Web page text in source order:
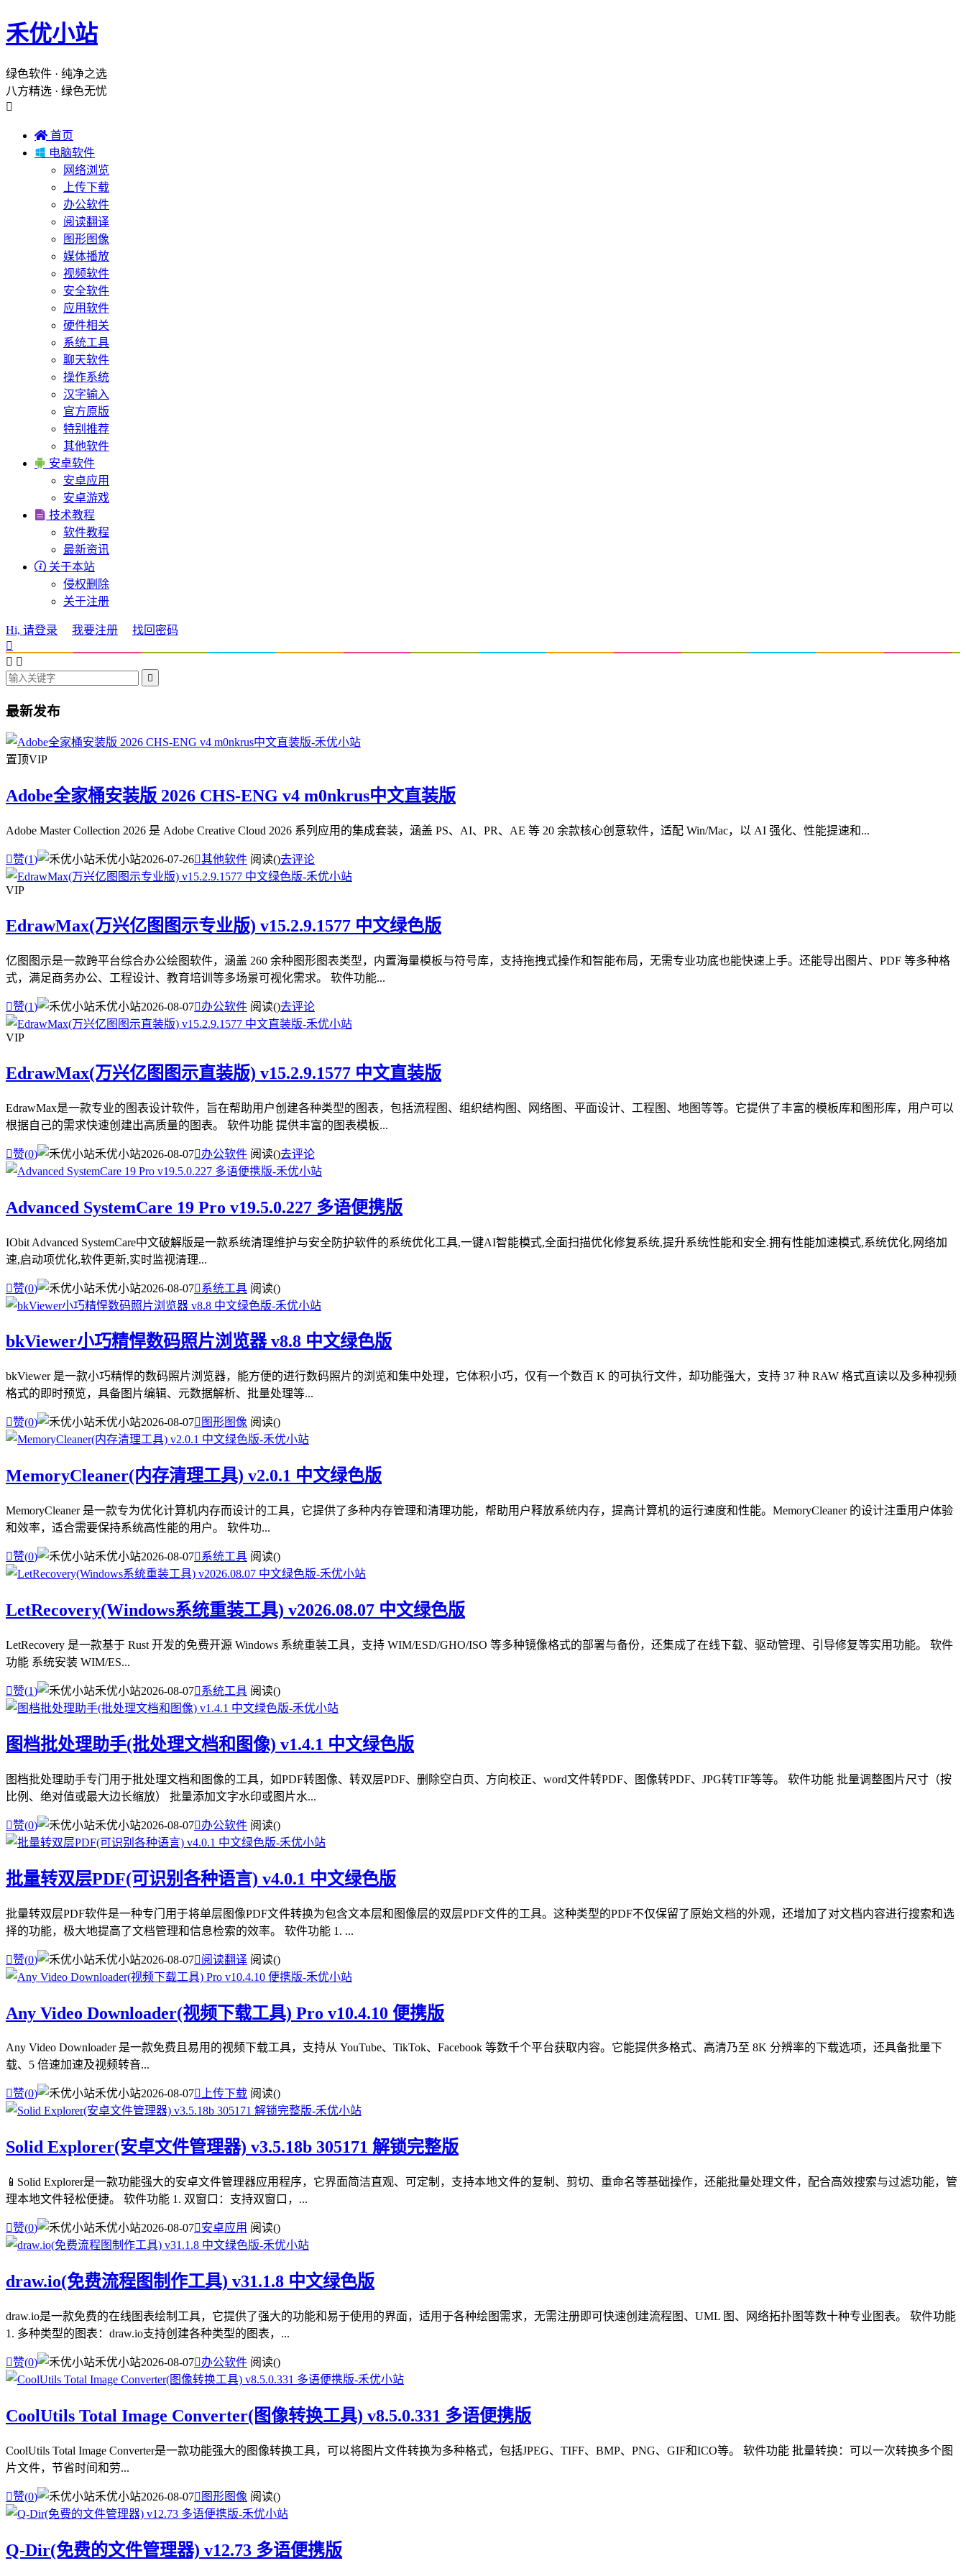
禾优小站
绿色软件 · 纯净之选
八方精选 · 绿色无忧

 首页
 电脑软件
网络浏览
上传下载
办公软件
阅读翻译
图形图像
媒体播放
视频软件
安全软件
应用软件
硬件相关
系统工具
聊天软件
操作系统
汉字输入
官方原版
特别推荐
其他软件
 安卓软件
安卓应用
安卓游戏
 技术教程
软件教程
最新资讯
 关于本站
侵权删除
关于注册
Hi, 请登录 我要注册
找回密码

 

最新发布
置顶VIP
Adobe全家桶安装版 2026 CHS-ENG v4 m0nkrus中文直装版
Adobe Master Collection 2026 是 Adobe Creative Cloud 2026 系列应用的集成套装，涵盖 PS、AI、PR、AE 等 20 余款核心创意软件，适配 Win/Mac，以 AI 强化、性能提速和...
赞(1) 禾优小站2026-07-26其他软件 阅读()去评论
VIP
EdrawMax(万兴亿图图示专业版) v15.2.9.1577 中文绿色版
亿图图示是一款跨平台综合办公绘图软件，涵盖 260 余种图形图表类型，内置海量模板与符号库，支持拖拽式操作和智能布局，无需专业功底也能快速上手。还能导出图片、PDF 等多种格
式，满足商务办公、工程设计、教育培训等多场景可视化需求。 软件功能...
赞(1) 禾优小站2026-08-07办公软件 阅读()去评论
VIP
EdrawMax(万兴亿图图示直装版) v15.2.9.1577 中文直装版
EdrawMax是一款专业的图表设计软件，旨在帮助用户创建各种类型的图表，包括流程图、组织结构图、网络图、平面设计、工程图、地图等等。它提供了丰富的模板库和图形库，用户可以
根据自己的需求快速创建出高质量的图表。 软件功能 提供丰富的图表模板...
赞(0) 禾优小站2026-08-07办公软件 阅读()去评论
Advanced SystemCare 19 Pro v19.5.0.227 多语便携版
IObit Advanced SystemCare中文破解版是一款系统清理维护与安全防护软件的系统优化工具,一键AI智能模式,全面扫描优化修复系统,提升系统性能和安全.拥有性能加速模式,系统优化,网络加
速,启动项优化,软件更新,实时监视清理...
赞(0) 禾优小站2026-08-07系统工具 阅读()
bkViewer小巧精悍数码照片浏览器 v8.8 中文绿色版
bkViewer 是一款小巧精悍的数码照片浏览器，能方便的进行数码照片的浏览和集中处理，它体积小巧，仅有一个数百 K 的可执行文件，却功能强大，支持 37 种 RAW 格式直读以及多种视频
格式的即时预览，具备图片编辑、元数据解析、批量处理等...
赞(0) 禾优小站2026-08-07 图形图像 阅读()
MemoryCleaner(内存清理工具) v2.0.1 中文绿色版
MemoryCleaner 是一款专为优化计算机内存而设计的工具，它提供了多种内存管理和清理功能，帮助用户释放系统内存，提高计算机的运行速度和性能。MemoryCleaner 的设计注重用户体验
和效率，适合需要保持系统高性能的用户。 软件功...
赞(0) 禾优小站2026-08-07系统工具 阅读()
LetRecovery(Windows系统重装工具) v2026.08.07 中文绿色版
LetRecovery 是一款基于 Rust 开发的免费开源 Windows 系统重装工具，支持 WIM/ESD/GHO/ISO 等多种镜像格式的部署与备份，还集成了在线下载、驱动管理、引导修复等实用功能。 软件
功能 系统安装 WIM/ES...
赞(1) 禾优小站2026-08-07系统工具 阅读()
图档批处理助手(批处理文档和图像) v1.4.1 中文绿色版
图档批处理助手专门用于批处理文档和图像的工具，如PDF转图像、转双层PDF、删除空白页、方向校正、word文件转PDF、图像转PDF、JPG转TIF等等。 软件功能 批量调整图片尺寸（按
比例、绝对值或最大边长缩放） 批量添加文字水印或图片水...
赞(0) 禾优小站2026-08-07办公软件 阅读()
批量转双层PDF(可识别各种语言) v4.0.1 中文绿色版
批量转双层PDF软件是一种专门用于将单层图像PDF文件转换为包含文本层和图像层的双层PDF文件的工具。这种类型的PDF不仅保留了原始文档的外观，还增加了对文档内容进行搜索和选
择的功能，极大地提高了文档管理和信息检索的效率。 软件功能 1. ...
赞(0) 禾优小站2026-08-07阅读翻译 阅读()
Any Video Downloader(视频下载工具) Pro v10.4.10 便携版
Any Video Downloader 是一款免费且易用的视频下载工具，支持从 YouTube、TikTok、Facebook 等数千个平台获取内容。它能提供多格式、高清乃至 8K 分辨率的下载选项，还具备批量下
载、5 倍速加速及视频转音...
赞(0) 禾优小站2026-08-07上传下载 阅读()
Solid Explorer(安卓文件管理器) v3.5.18b 305171 解锁完整版
📱Solid Explorer是一款功能强大的安卓文件管理器应用程序，它界面简洁直观、可定制，支持本地文件的复制、剪切、重命名等基础操作，还能批量处理文件，配合高效搜索与过滤功能，管
理本地文件轻松便捷。 软件功能 1. 双窗口：支持双窗口，...
赞(0) 禾优小站2026-08-07安卓应用 阅读()
draw.io(免费流程图制作工具) v31.1.8 中文绿色版
draw.io是一款免费的在线图表绘制工具，它提供了强大的功能和易于使用的界面，适用于各种绘图需求，无需注册即可快速创建流程图、UML 图、网络拓扑图等数十种专业图表。 软件功能
1. 多种类型的图表：draw.io支持创建各种类型的图表，...
赞(0) 禾优小站2026-08-07办公软件 阅读()
CoolUtils Total Image Converter(图像转换工具) v8.5.0.331 多语便携版
CoolUtils Total Image Converter是一款功能强大的图像转换工具，可以将图片文件转换为多种格式，包括JPEG、TIFF、BMP、PNG、GIF和ICO等。 软件功能 批量转换：可以一次转换多个图
片文件，节省时间和劳...
赞(0) 禾优小站2026-08-07 图形图像 阅读()
Q-Dir(免费的文件管理器) v12.73 多语便携版